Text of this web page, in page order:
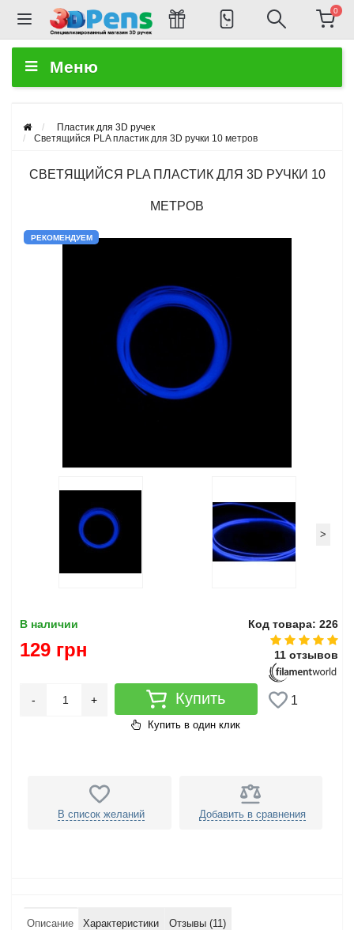
0
Меню
Пластик для 3D ручек
Светящийся PLA пластик для 3D ручки 10 метров
СВЕТЯЩИЙСЯ PLA ПЛАСТИК ДЛЯ 3D РУЧКИ 10
МЕТРОВ
РЕКОМЕНДУЕМ
>
В наличии Код товара: 226
11 отзывов
129 грн
+
- Купить
Купить в один клик
1
В список желаний Добавить в сравнения
Описание Характеристики Отзывы (11)